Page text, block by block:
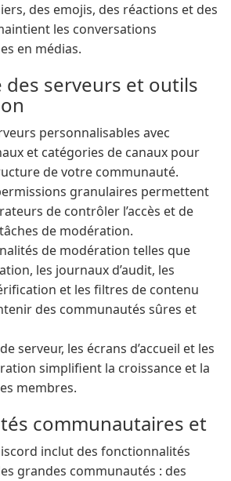
des emojis, des réactions et des
les conversations
en médias.
serveurs et outils
personnalisables avec
et catégories de canaux pour
de votre communauté.
granulaires permettent
de contrôler l’accès et de
de modération.
de modération telles que
les journaux d’audit, les
et les filtres de contenu
des communautés sûres et
serveur, les écrans d’accueil et les
simplifient la croissance et la
membres.
communautaires et
inclut des fonctionnalités
grandes communautés : des